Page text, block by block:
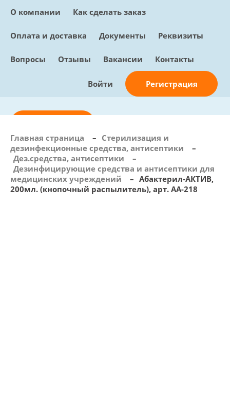
О компании Как сделать заказ
Оплата и доставка Документы Реквизиты
Вопросы Отзывы Вакансии Контакты
Войти Регистрация
info@sunmed.ru
Пн – Пт: с 10:00 - 18:00
+7 (495) 730-90-25
Перезвоните мне
Главная страница – Стерилизация и
дезинфекционные средства, антисептики
–
Дез.средства, антисептики
–
Дезинфицирующие средства и антисептики для
медицинских учреждений
– Абактерил-АКТИВ,
200мл. (кнопочный распылитель), арт. АА-218